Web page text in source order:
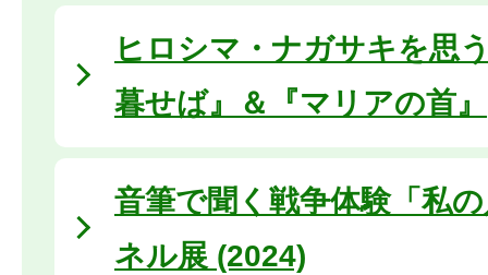
ヒロシマ・ナガサキを思
暮せば』＆『マリアの首』
音筆で聞く戦争体験「私
ネル展 (2024)